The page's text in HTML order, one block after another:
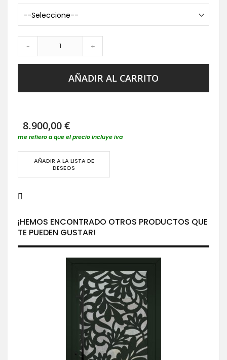
- +
AÑADIR AL CARRITO
8.900,00 €
me refiero a que el precio incluye iva
AÑADIR A LA LISTA DE
DESEOS
¡HEMOS ENCONTRADO OTROS PRODUCTOS QUE
TE PUEDEN GUSTAR!